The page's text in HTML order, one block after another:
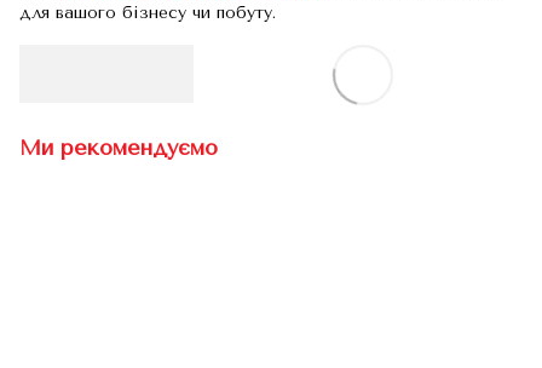
для вашого бізнесу чи побуту.
Ми рекомендуємо